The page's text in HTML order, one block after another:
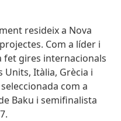
resideix a Nova
Com a líder i
fet gires internacionals
Units, Itàlia, Grècia i
com a
Baku i semifinalista